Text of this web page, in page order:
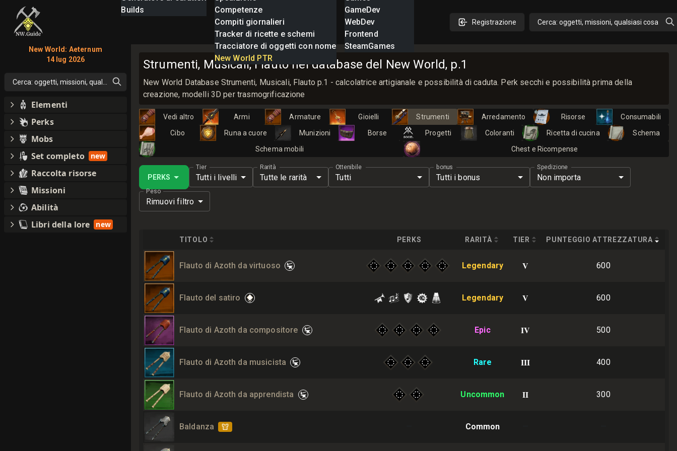
Builds
Competenze
Compiti giornalieri
Tracker di ricette e schemi
Tracciatore di oggetti con nome
New World PTR
GameDev
WebDev
Frontend
SteamGames
Registrazione Cerca: oggetti, missioni, qualsiasi cosa
Strumenti, Musicali, Flauto nel database del New World, p.1
New World Database Strumenti, Musicali, Flauto p.1 - calcolatrice artigianale e possibilità di caduta. Perk secchi e possibilità prima della
creazione, modelli 3D per trasmogrificazione
Vedi altro Armi Armature Gioielli Strumenti Arredamento Risorse
Consumabili
Cibo
Runa a cuore Munizioni Borse Progetti Coloranti Ricetta di cucina
Schema
Schema mobili
Chest e Ricompense
PERKS
Tier
Tutti i livelli
Rarità
Tutte le rarità
Ottenibile
Tutti
bonus
Tutti i bonus
Spedizione
Non importa
Peso
Rimuovi filtro
TITOLO PERKS RARITÀ TIER PUNTEGGIO ATTREZZATURA
Flauto di Azoth da virtuoso Legendary V 600
Flauto del satiro Legendary V 600
Flauto di Azoth da compositore Epic IV 500
Flauto di Azoth da musicista Rare III 400
Flauto di Azoth da apprendista Uncommon II 300
Baldanza Common
New World: Aeternum
14 lug 2026
Cerca: oggetti, missioni, qualsiasi cosa
Elementi
Perks
Mobs
Set completo
new
Raccolta risorse
Missioni
Abilità
Libri della lore
new